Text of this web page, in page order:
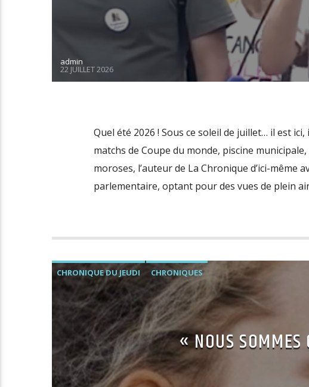
admin
22 JUILLET 2026
Quel été 2026 ! Sous ce soleil de juillet… il est
matchs de Coupe du monde, piscine
moroses, l’auteur de La Chronique d’ici-même
parlementaire, optant pour des vues de plein
CHRONIQUE DU JEUDI CHRONIQUES
« NOUS